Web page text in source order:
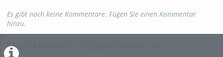
Es gibt noch keine Kommentare. Fügen Sie einen Kommentar
hinzu.
Mehr Medien in "Verfahrenstechnik"